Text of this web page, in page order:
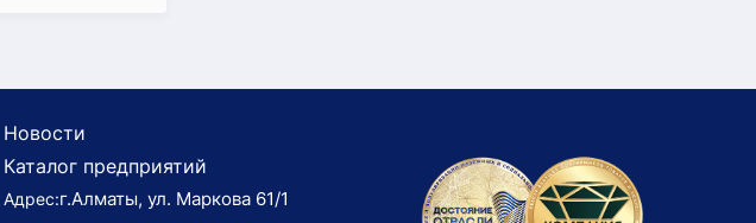
Новости
Каталог предприятий
Адрес:г.Алматы, ул. Маркова 61/1